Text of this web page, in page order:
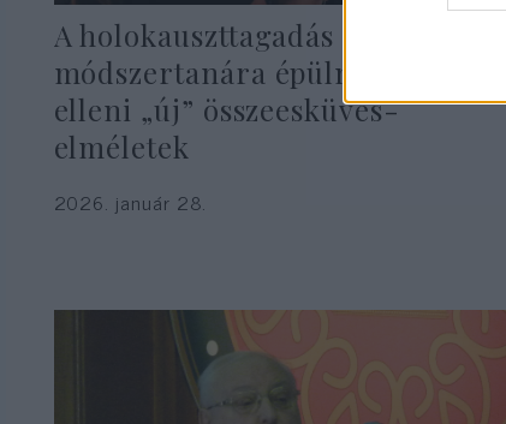
A holokauszttagadás
módszertanára épülnek a zsidók
elleni „új” összeesküvés-
elméletek
2026. január 28.